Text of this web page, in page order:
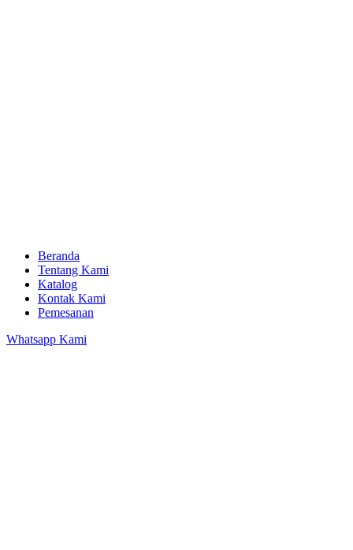
Beranda
Tentang Kami
Katalog
Kontak Kami
Pemesanan
Whatsapp Kami